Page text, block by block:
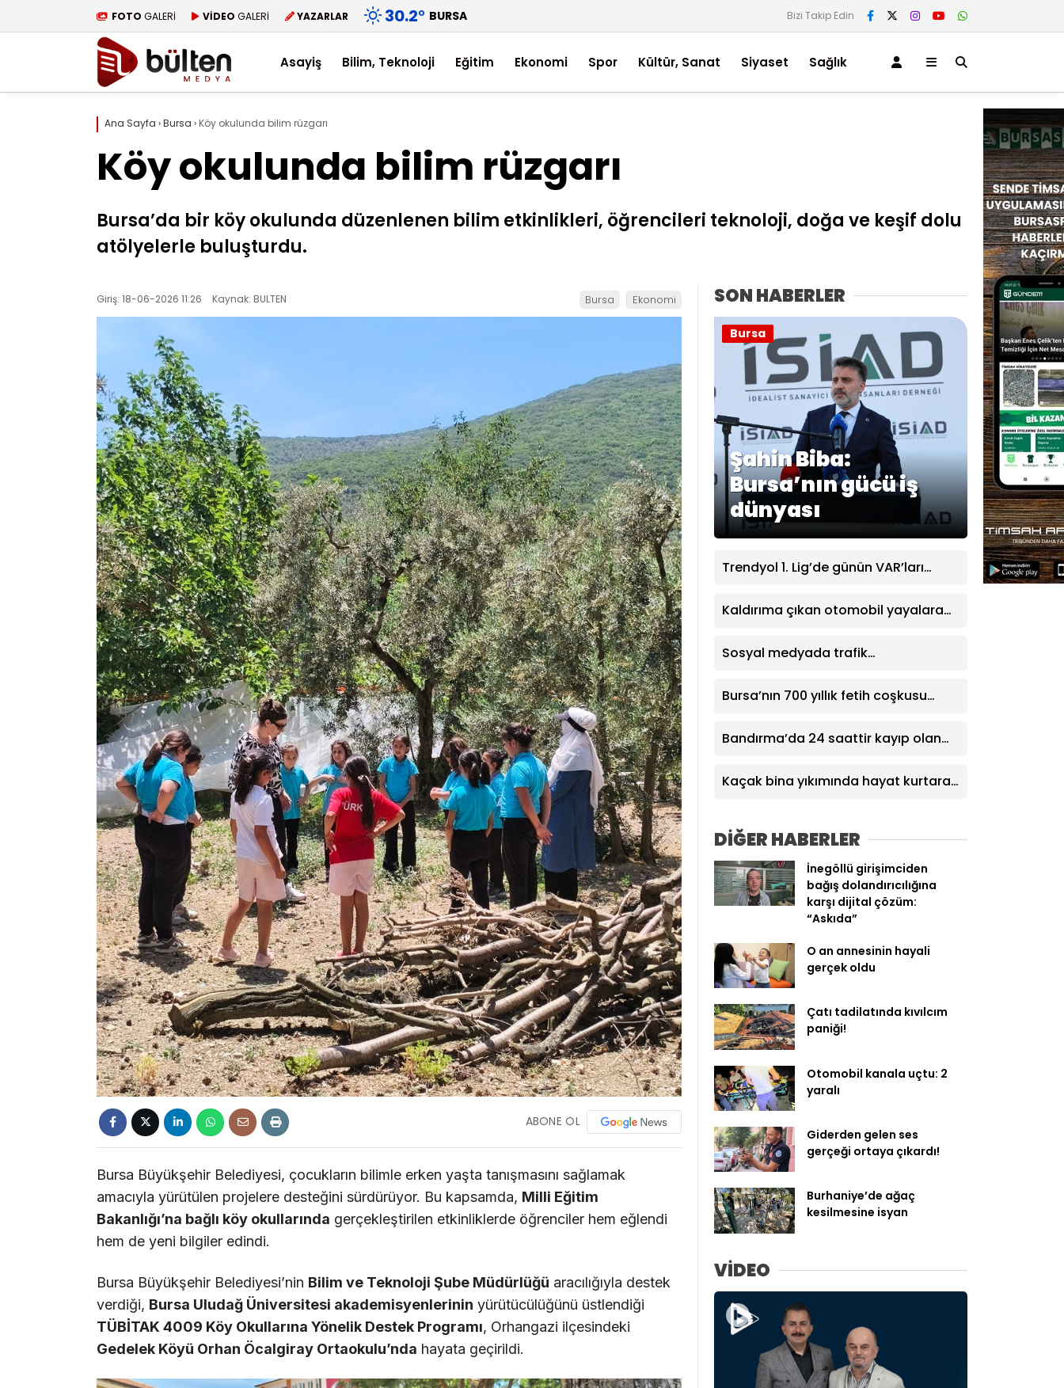
FOTO GALERİ VİDEO GALERİ YAZARLAR 30.2° BURSA Bizi Takip Edin
Asayiş Bilim, Teknoloji Eğitim Ekonomi Spor Kültür, Sanat Siyaset Sağlık
Ana Sayfa ›Bursa › Köy okulunda bilim rüzgarı
Köy okulunda bilim rüzgarı
Bursa’da bir köy okulunda düzenlenen bilim etkinlikleri, öğrencileri teknoloji, doğa ve keşif dolu
atölyelerle buluşturdu.
Giriş: 18-06-2026 11:26 Kaynak: BULTEN Bursa Ekonomi
ABONE OL
Bursa Büyükşehir Belediyesi, çocukların bilimle erken yaşta tanışmasını sağlamak
amacıyla yürütülen projelere desteğini sürdürüyor. Bu kapsamda, Milli Eğitim
Bakanlığı’na bağlı köy okullarında gerçekleştirilen etkinliklerde öğrenciler hem eğlendi
hem de yeni bilgiler edindi.
Bursa Büyükşehir Belediyesi’nin Bilim ve Teknoloji Şube Müdürlüğü aracılığıyla destek
verdiği, Bursa Uludağ Üniversitesi akademisyenlerinin yürütücülüğünü üstlendiği
TÜBİTAK 4009 Köy Okullarına Yönelik Destek Programı, Orhangazi ilçesindeki
Gedelek Köyü Orhan Öcalgiray Ortaokulu’nda hayata geçirildi.
SON HABERLER
Şahin Biba:
Bursa’nın gücü iş
dünyası
Bursa
Trendyol 1. Lig’de günün VAR’ları
Kaldırıma çıkan otomobil yayalara
Sosyal medyada trafik
ehliyetinden oldu: 72 bin lira ceza
Bursa’nın 700 yıllık fetih coşkusu
Bandırma’da 24 saattir kayıp olan
Kaçak bina yıkımında hayat kurtaran
DİĞER HABERLER
İnegöllü girişimciden
bağış dolandırıcılığına
karşı dijital çözüm:
“Askıda”
O an annesinin hayali
gerçek oldu
Çatı tadilatında kıvılcım
paniği!
Otomobil kanala uçtu: 2
yaralı
Giderden gelen ses
gerçeği ortaya çıkardı!
Burhaniye’de ağaç
kesilmesine isyan
VİDEO